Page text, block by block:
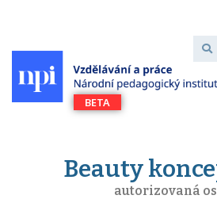
Beauty
autorizovaná